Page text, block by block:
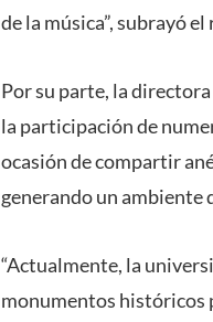
de la música”, subrayó el
Por su parte, la
la participación de
ocasión de compartir
generando un ambiente
“Actualmente, la
monumentos históricos